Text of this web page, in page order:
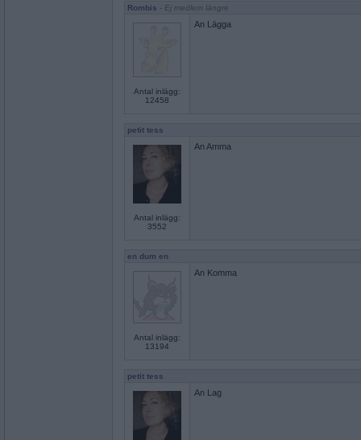
Rombis - Ej medlem längre
Antal inlägg:
12458
An Lägga
petit tess
Antal inlägg:
3552
An Amma
en dum en
Antal inlägg:
13194
An Komma
petit tess
An Lag